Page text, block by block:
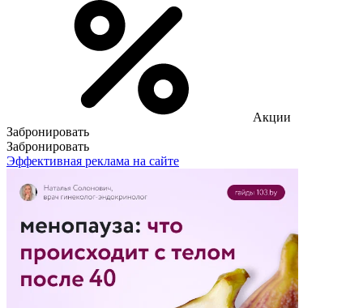
Акции
Забронировать
Забронировать
Эффективная реклама на сайте